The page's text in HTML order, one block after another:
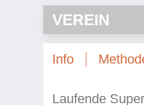
VEREIN
Info
Laufende